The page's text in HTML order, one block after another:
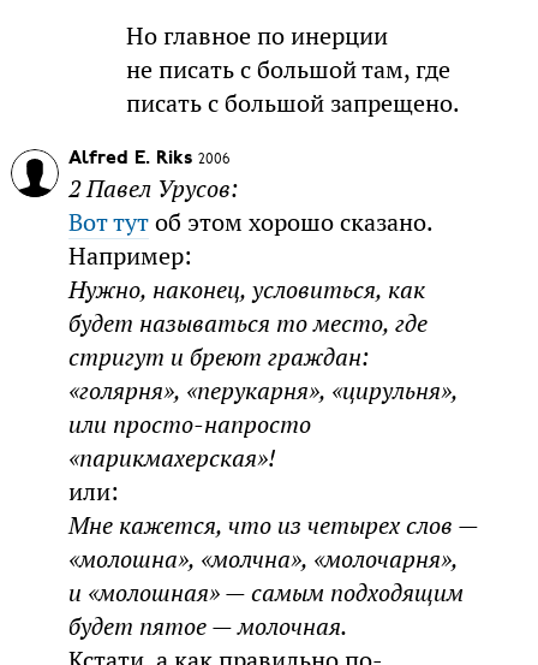
Но главное по инерции
не писать с большой там, где
писать с большой запрещено.
Alfred E. Riks 2006
2 Павел Урусов:
Вот тутоб этом хорошо сказано.
Например:
Нужно, наконец, условиться, как
будет называться то место, где
стригут и бреют граждан:
«голярня», «перукарня», «цирульня»,
или просто-напросто
«парикмахерская»!
или:
Мне кажется, что из четырех слов —
«молошна», «молчна», «молочарня»,
и «молошная» — самым подходящим
будет пятое — молочная.